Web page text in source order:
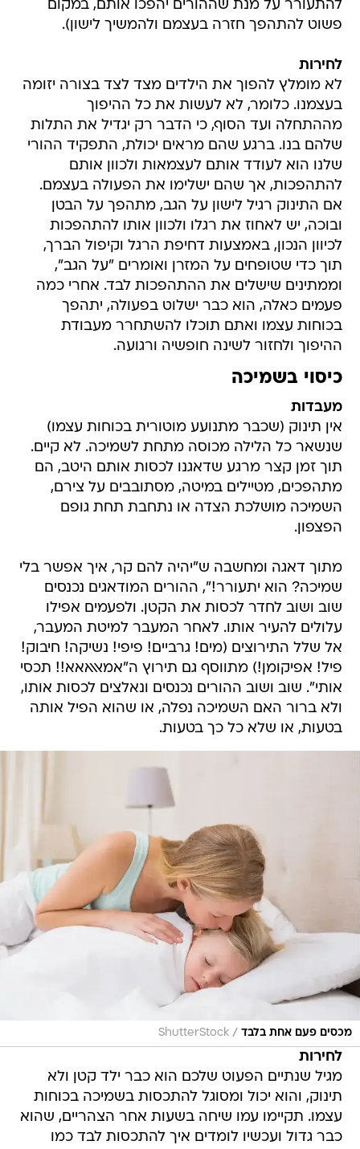
להתעורר על מנת שההורים יהפכו אותם, במקום
פשוט להתהפך חזרה בעצמם ולהמשיך לישון).
לחירות
לא מומלץ להפוך את הילדים מצד לצד בצורה יזומה
בעצמנו. כלומר, לא לעשות את כל ההיפוך
מההתחלה ועד הסוף, כי הדבר רק יגדיל את התלות
שלהם בנו. ברגע שהם מראים יכולת, התפקיד ההורי
שלנו הוא לעודד אותם לעצמאות ולכוון אותם
להתהפכות, אך שהם ישלימו את הפעולה בעצמם.
אם התינוק רגיל לישון על הגב, מתהפך על הבטן
ובוכה, יש לאחוז את רגלו ולכוון אותו להתהפכות
לכיוון הנכון, באמצעות דחיפת הרגל וקיפול הברך,
תוך כדי שטופחים על המזרן ואומרים "על הגב",
וממתינים שישלים את ההתהפכות לבד. אחרי כמה
פעמים כאלה, הוא כבר ישלוט בפעולה, יתהפך
בכוחות עצמו ואתם תוכלו להשתחרר מעבודת
ההיפוך ולחזור לשינה חופשיה ורגועה.
כיסוי בשמיכה
מעבדות
אין תינוק (שכבר מתנועע מוטורית בכוחות עצמו)
שנשאר כל הלילה מכוסה מתחת לשמיכה. לא קיים.
תוך זמן קצר מרגע שדאגנו לכסות אותם היטב, הם
מתהפכים, מטיילים במיטה, מסתובבים על צירם,
השמיכה מושלכת הצדה או נתחבת תחת גופם
הפצפון.
מתוך דאגה ומחשבה ש"יהיה להם קר, איך אפשר בלי
שמיכה? הוא יתעורר!", ההורים המודאגים נכנסים
שוב ושוב לחדר לכסות את הקטן. ולפעמים אפילו
עלולים להעיר אותו. לאחר המעבר למיטת המעבר,
אל שלל התירוצים (מים! גרביים! פיפי! נשיקה! חיבוק!
פיל! אפיקומן!) מתווסף גם תירוץ ה"אמאאאאא!! תכסי
אותי". שוב ושוב ההורים נכנסים ונאלצים לכסות אותו,
ולא ברור האם השמיכה נפלה, או שהוא הפיל אותה 
בטעות, או שלא כל כך בטעות.
מכסים פעם אחת בלבד /
ShutterStock
לחירות
מגיל שנתיים הפעוט שלכם הוא כבר ילד קטן ולא
תינוק, והוא יכול ומסוגל להתכסות בשמיכה בכוחות
עצמו. תקיימו עמו שיחה בשעות אחר הצהריים, שהוא
כבר גדול ועכשיו לומדים איך להתכסות לבד כמו